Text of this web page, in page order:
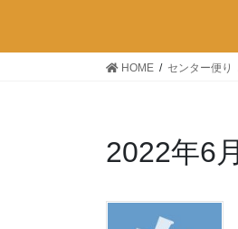
ッ
移
HOME センター便り
2022年6月